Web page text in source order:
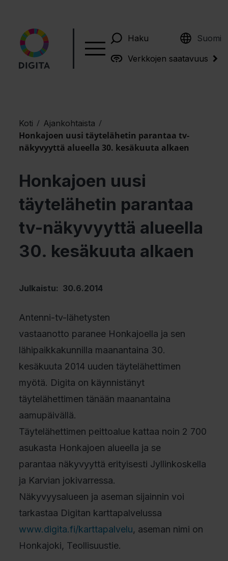
Haku Suomi
English
Verkkojen saatavuus
Koti / Ajankohtaista /
Honkajoen uusi täytelähetin parantaa tv-
näkyvyyttä alueella 30. kesäkuuta alkaen
Honkajoen uusi
täytelähetin parantaa
tv-näkyvyyttä alueella
30. kesäkuuta alkaen
Julkaistu: 30.6.2014
Antenni-tv-lähetysten
vastaanotto paranee Honkajoella ja sen
lähipaikkakunnilla maanantaina 30.
kesäkuuta 2014 uuden täytelähettimen
myötä. Digita on käynnistänyt
täytelähettimen tänään maanantaina
aamupäivällä.
Täytelähettimen peittoalue kattaa noin 2 700
asukasta Honkajoen alueella ja se
parantaa näkyvyyttä erityisesti Jyllinkoskella
ja Karvian jokivarressa.
Näkyvyysalueen ja aseman sijainnin voi
tarkastaa Digitan karttapalvelussa
www.digita.fi/karttapalvelu, aseman nimi on
Honkajoki, Teollisuustie.